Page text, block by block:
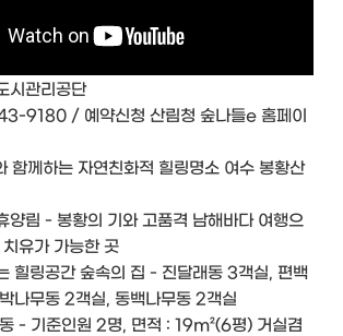
시관리공단
9180 / 예약신청 산림청 숲나들e 홈페이
함께하는 자연친화적 힐링명소 여수 봉황산
양림 - 봉황의 기와 고품격 남해바다 여행으
유가 가능한 곳
힐링공간 숲속의 집 - 진달래동 3객실, 편백
나무동 2객실, 동백나무동 2객실
- 기준인원 2명, 면적 : 19m²(6평) 거실겸